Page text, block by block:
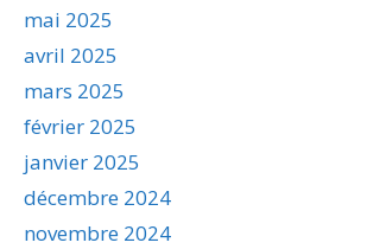
mai 2025
avril 2025
mars 2025
février 2025
janvier 2025
décembre 2024
novembre 2024